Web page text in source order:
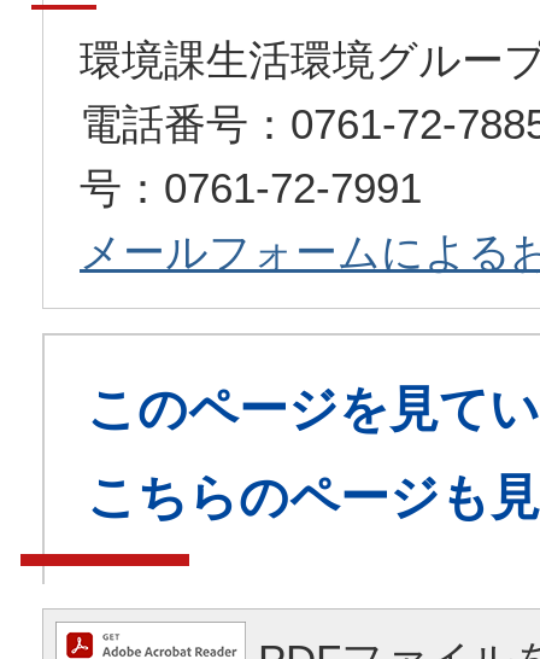
環境課生活環境グルー
電話番号：0761-72-
号：0761-72-7991
メールフォームによる
このページを見て
こちらのページも